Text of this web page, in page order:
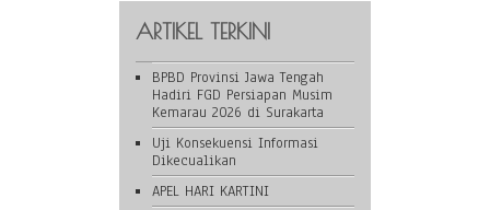
ARTIKEL TERKINI
BPBD Provinsi Jawa Tengah
Hadiri FGD Persiapan Musim
Kemarau 2026 di Surakarta
Uji Konsekuensi Informasi
Dikecualikan
APEL HARI KARTINI